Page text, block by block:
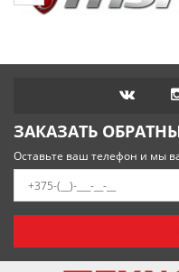
ЗАКАЗАТЬ
Оставьте ваш телефон и мы